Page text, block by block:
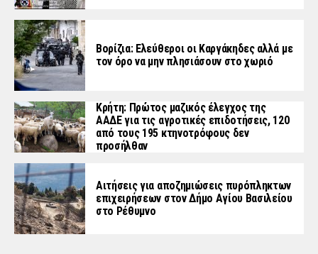
Βορίζια: Ελεύθεροι οι Καργάκηδες αλλά με
τον όρο να μην πλησιάσουν στο χωριό
Κρήτη: Πρώτος μαζικός έλεγχος της
ΑΑΔΕ για τις αγροτικές επιδοτήσεις, 120
από τους 195 κτηνοτρόφους δεν
προσήλθαν
Αιτήσεις για αποζημιώσεις πυρόπληκτων
επιχειρήσεων στον Δήμο Αγίου Βασιλείου
στο Ρέθυμνο